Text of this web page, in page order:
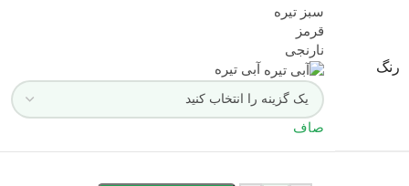
نسخه بلوتوث
مشخصات اسپیکر Stereo speakers
سیستم عامل
رنگ
سبز تیره
قرمز
نارنجی
آبی تیره
صاف